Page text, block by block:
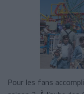
Pour les fans